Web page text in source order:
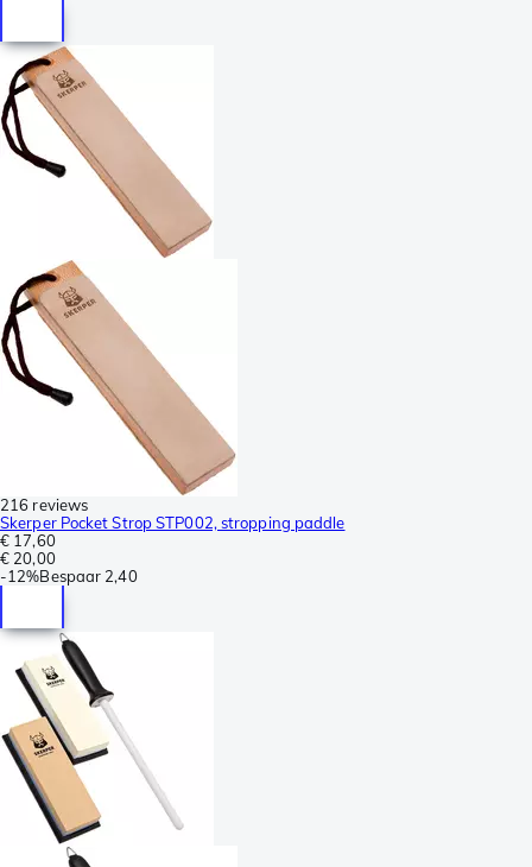
216 reviews
Skerper Pocket Strop STP002, stropping paddle
€ 17,60
€ 20,00
-12%Bespaar 2,40